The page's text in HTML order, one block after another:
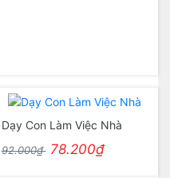
Dạy Con Làm Việc Nhà
92.000₫ 78.200₫